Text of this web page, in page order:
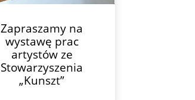
Zapraszamy na
wystawę prac
artystów ze
Stowarzyszenia
„Kunszt”